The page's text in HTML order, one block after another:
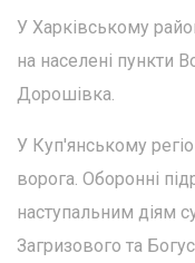
У Харківському
на населені пункти
Дорошівка.
У Куп'янському
ворога. Оборонні
наступальним діям
Загризового та